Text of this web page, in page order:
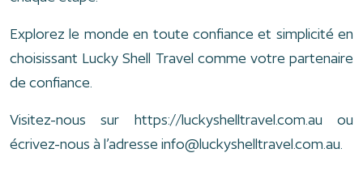
Explorez le monde en toute confiance et simplicité en
choisissant Lucky Shell Travel comme votre partenaire
de confiance.
Visitez-nous sur https://luckyshelltravel.com.au ou
écrivez-nous à l’adresse info@luckyshelltravel.com.au.